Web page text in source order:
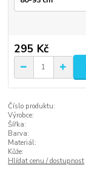
295 Kč
Číslo produktu:
Výrobce:
Šířka:
Barva:
Materiál:
Kůže:
Hlídat cenu / dostupnost